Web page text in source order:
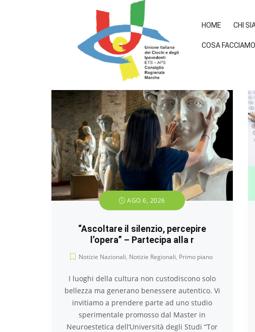
HOME CHI
COSA FACCIAMO
AGO 6, 2026
“Ascoltare il silenzio, percepire
l’opera” – Partecipa alla r
Notizie Nazionali, Notizie Regionali, Primo piano
I luoghi della cultura non custodiscono solo
bellezza ma generano benessere autentico. Vi
invitiamo a prendere parte ad uno studio
sperimentale promosso dal Master in
Neuroestetica dell’Università degli Studi “Tor